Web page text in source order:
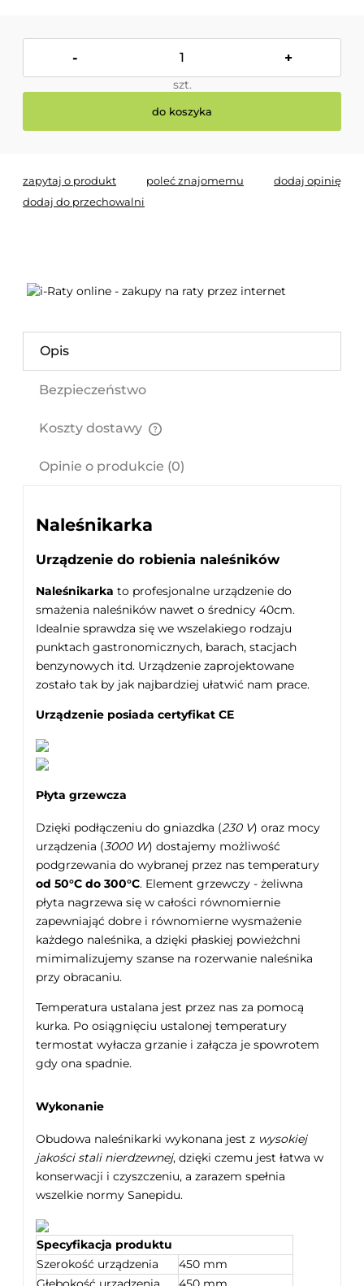
- +
szt.
do koszyka
zapytaj o produkt poleć znajomemu
dodaj opinię
dodaj do przechowalni
Opis
Bezpieczeństwo
Koszty dostawy
Opinie o produkcie (0)
Naleśnikarka
Urządzenie do robienia naleśników
Naleśnikarka to profesjonalne urządzenie do
smażenia naleśników nawet o średnicy 40cm.
Idealnie sprawdza się we wszelakiego rodzaju
punktach gastronomicznych, barach, stacjach
benzynowych itd. Urządzenie zaprojektowane
zostało tak by jak najbardziej ułatwić nam prace.
Urządzenie posiada certyfikat CE
Płyta grzewcza
Dzięki podłączeniu do gniazdka (230 V) oraz mocy
urządzenia (3000 W) dostajemy możliwość
podgrzewania do wybranej przez nas temperatury
od 50°C do 300°C. Element grzewczy - żeliwna
płyta nagrzewa się w całości równomiernie
zapewniająć dobre i równomierne wysmażenie
każdego naleśnika, a dzięki płaskiej powieżchni
mimimalizujemy szanse na rozerwanie naleśnika
przy obracaniu.
Temperatura ustalana jest przez nas za pomocą
kurka. Po osiągnięciu ustalonej temperatury
termostat wyłacza grzanie i załącza je spowrotem
gdy ona spadnie.
Wykonanie
Obudowa naleśnikarki wykonana jest z wysokiej
jakości stali nierdzewnej, dzięki czemu jest łatwa w
konserwacji i czyszczeniu, a zarazem spełnia
wszelkie normy Sanepidu.
Specyfikacja produktu
Szerokość urządzenia
450 mm